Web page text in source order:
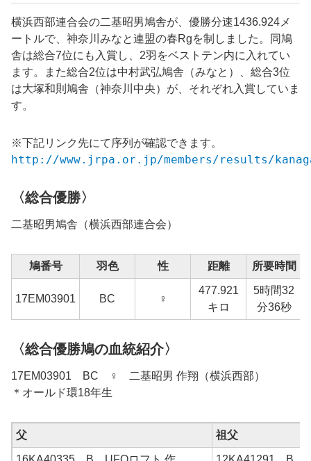
横浜西部連合会の二基昭男鳩舎が、優勝分速1436.924メ
ートルで、神奈川みなと連盟の春Rgを制しました。同鳩
舎は総合7位にも入賞し、2羽をベストテン内に入れてい
ます。また総合2位は中村武弘鳩舎（みなと）、総合3位
は大塚和則鳩舎（神奈川中央）が、それぞれ入賞していま
す。
※下記リンク先にて序列が確認できます。
http://www.jrpa.or.jp/members/results/
〈総合優勝〉
二基昭男鳩舎（横浜西部連合会）
鳩番号 羽色 性 距離 所要時間
17EM03901 BC ♀
477.921
キロ
5時間32
分36秒
〈総合優勝鳩の血統紹介〉
17EM03901 BC ♀ 二基昭男 作翔（横浜西部）
＊オールド環18年生
父 祖父